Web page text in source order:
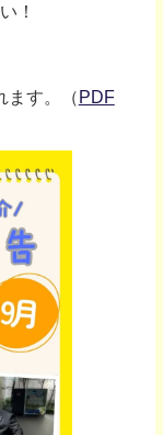
！
ます。（ PDF